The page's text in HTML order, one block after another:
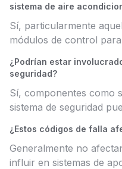
sistema de aire
Sí, particularmente
módulos de control
¿Podrían estar
seguridad?
Sí, componentes como
sistema de seguridad
¿Estos códigos de falla
Generalmente no
influir en sistemas de